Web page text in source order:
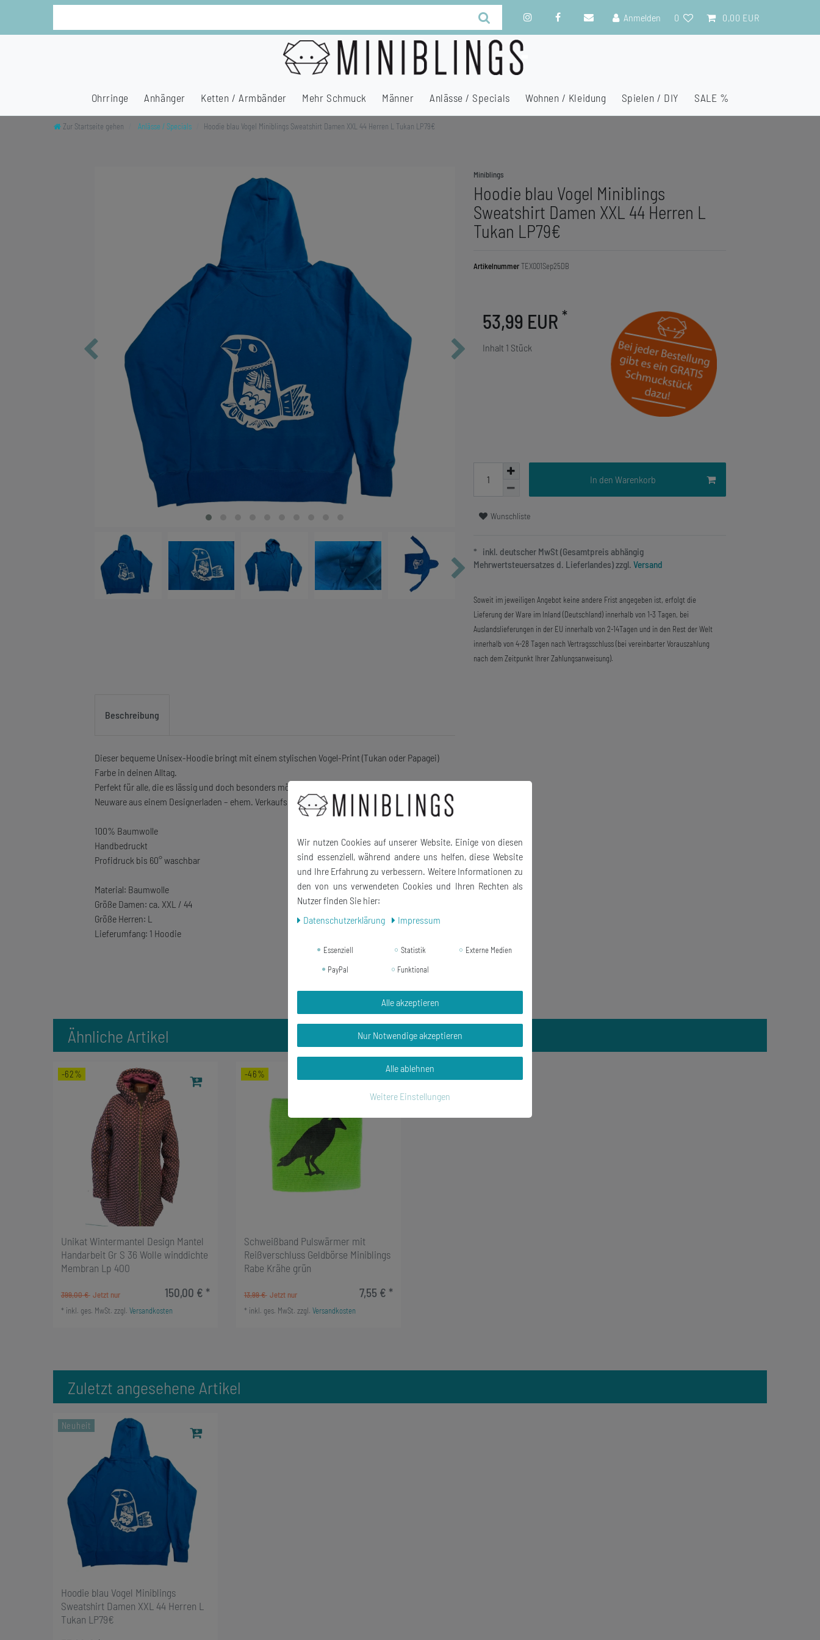
Anmelden 0 0,00 EUR
Ohrringe Anhänger Ketten / Armbänder Mehr Schmuck Männer Anlässe / Specials Wohnen / Kleidung Spielen / DIY SALE %
Zur Startseite gehen Anlässe / Specials Hoodie blau Vogel Miniblings Sweatshirt Damen XXL 44 Herren L Tukan LP79€
Miniblings
Hoodie blau Vogel Miniblings
Sweatshirt Damen XXL 44 Herren L
Tukan LP79€
ArtikelnummerTEX001Sep25DB
53,99 EUR *
Inhalt 1 Stück
In den Warenkorb
Wunschliste
* inkl. deutscher MwSt (Gesamtpreis abhängig
Mehrwertsteuersatzes d. Lieferlandes) zzgl. Versand
Soweit im jeweiligen Angebot keine andere Frist angegeben ist, erfolgt die
Lieferung der Ware im Inland (Deutschland) innerhalb von 1-3 Tagen, bei
Auslandslieferungen in der EU innerhalb von 2-14Tagen und in den Rest der Welt
innerhalb von 4-28 Tagen nach Vertragsschluss (bei vereinbarter Vorauszahlung
nach dem Zeitpunkt Ihrer Zahlungsanweisung).
Beschreibung
Dieser bequeme Unisex-Hoodie bringt mit einem stylischen Vogel-Print (Tukan oder Papagei)
Farbe in deinen Alltag.
Perfekt für alle, die es lässig und doch besonders mögen.
Neuware aus einem Designerladen – ehem. Verkaufspreis: 79 €.
100% Baumwolle
Handbedruckt
Profidruck bis 60° waschbar
Material: Baumwolle
Größe Damen: ca. XXL / 44
Größe Herren: L
Lieferumfang: 1 Hoodie
Ähnliche Artikel
-62%
Unikat Wintermantel Design Mantel
Handarbeit Gr S 36 Wolle winddichte
Membran Lp 400
399,00 € 150,00 € *
* inkl. ges. MwSt. zzgl. Versandkosten
-46%
Schweißband Pulswärmer mit
Reißverschluss Geldbörse Miniblings
Rabe Krähe grün
13,99 € 7,55 € *
* inkl. ges. MwSt. zzgl. Versandkosten
Zuletzt angesehene Artikel
Neuheit
Hoodie blau Vogel Miniblings
Sweatshirt Damen XXL 44 Herren L
Tukan LP79€
Wir nutzen Cookies auf unserer Website. Einige von diesen
sind essenziell, während andere uns helfen, diese Website
und Ihre Erfahrung zu verbessern. Weitere Informationen zu
den von uns verwendeten Cookies und Ihren Rechten als
Nutzer finden Sie hier:
Daten­schutz­erklärung
Impressum
Essenziell Statistik
Externe Medien
PayPal
Funktional
Alle akzeptieren
Nur Notwendige akzeptieren
Alle ablehnen
Weitere Einstellungen